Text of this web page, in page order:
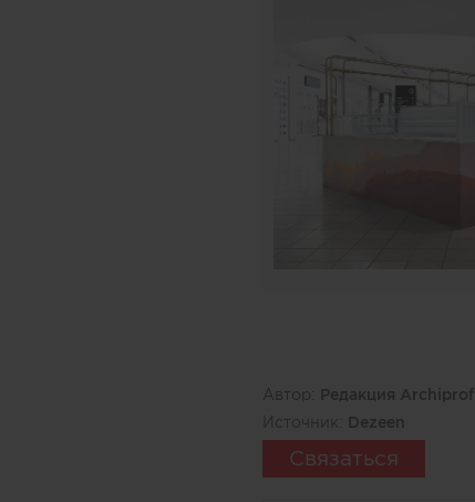
Автор: Редакция Archiprofi
Источник:
Dezeen
Связаться